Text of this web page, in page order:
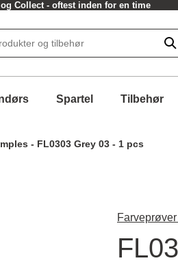
Collect - oftest inden for en time
Spartel Tilbehør
- FL0303 Grey 03 - 1 pcs